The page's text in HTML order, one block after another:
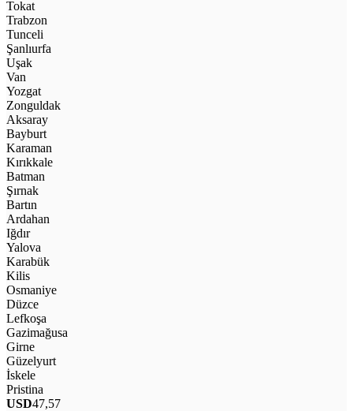
Tokat
Trabzon
Tunceli
Şanlıurfa
Uşak
Van
Yozgat
Zonguldak
Aksaray
Bayburt
Karaman
Kırıkkale
Batman
Şırnak
Bartın
Ardahan
Iğdır
Yalova
Karabük
Kilis
Osmaniye
Düzce
Lefkoşa
Gazimağusa
Girne
Güzelyurt
İskele
Pristina
USD47,57